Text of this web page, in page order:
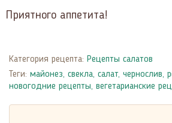
Приятного аппетита!
Категория рецепта: Рецепты салатов
Теги: майонез, свекла, салат, чернослив,
новогодние рецепты, вегетарианские